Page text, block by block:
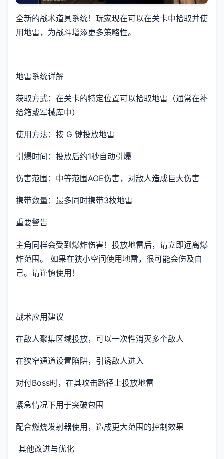
全新的战术道具系统！玩家现在可以在关卡中拾取并使
用地雷，为战斗增添更多策略性。
地雷系统详解
获取方式：在关卡的特定位置可以拾取地雷（通常在补
给箱或军械库中）
使用方法：按 G 键投放地雷
引爆时间：投放后约1秒自动引爆
伤害范围：中等范围AOE伤害，对敌人造成巨大伤害
携带数量：最多同时携带3枚地雷
重要警告
主角同样会受到爆炸伤害！投放地雷后，请立即远离爆
炸范围。 如果在狭小空间使用地雷，很可能会伤及自
己。请谨慎使用！
战术应用建议
在敌人聚集区域投放，可以一次性消灭多个敌人
在狭窄通道设置陷阱，引诱敌人进入
对付Boss时，在其攻击路径上投放地雷
紧急情况下用于突破包围
配合燃烧发射器使用，造成更大范围的控制效果
其他改进与优化